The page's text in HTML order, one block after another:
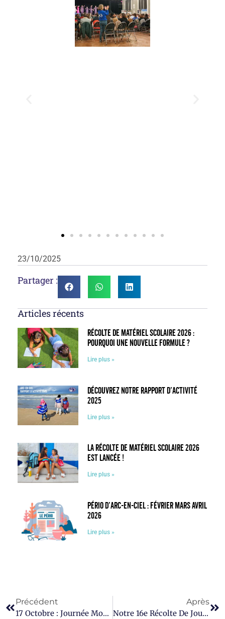
23/10/2025
Partager :
Articles récents
Récolte de matériel scolaire 2026 :
pourquoi une nouvelle formule ?
Lire plus »
Découvrez notre rapport d’activité
2025
Lire plus »
La récolte de matériel scolaire 2026
est lancée !
Lire plus »
Pério d’Arc-en-Ciel : février mars avril
2026
Lire plus »
Précédent
17 Octobre : Journée Mondiale De Lutte Contre La Pauvreté
Après
Notre 16e Récolte De Jouets Est Lancée !